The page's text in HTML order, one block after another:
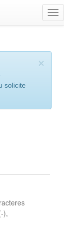
×
solicite
),